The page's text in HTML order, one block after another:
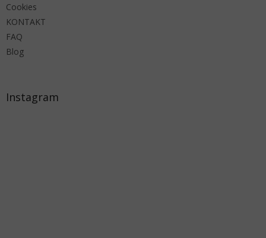
Cookies
KONTAKT
FAQ
Blog
Instagram